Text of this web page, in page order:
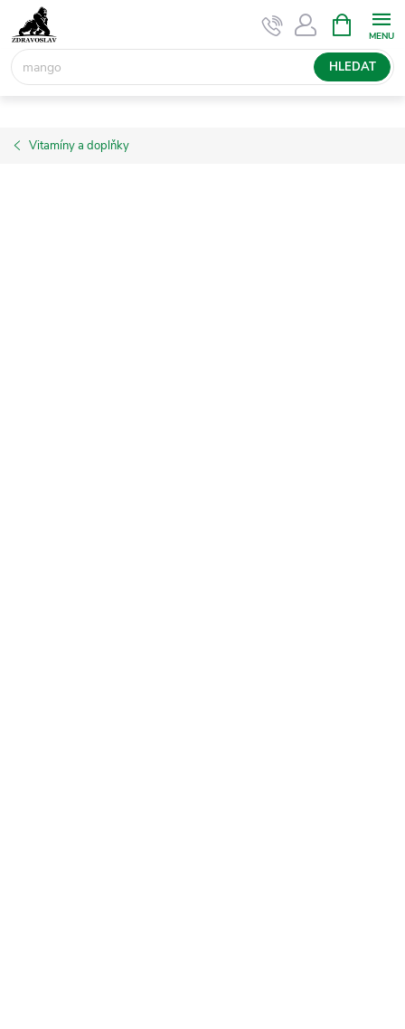
na
obsah
HLEDAT
NÁKUPNÍ
KOŠÍK
Vitamíny a doplňky